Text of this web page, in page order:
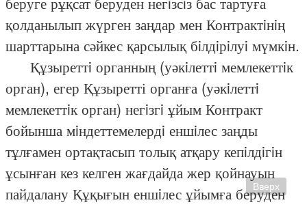
қолданылып жүрген заңдар мен Контрактiнiң
шарттарына сәйкес қарсылық бiлдiрiлуi мүмкiн.
Құзыреттi органның (уәкiлеттi мемлекеттiк
орган), егер Құзыретті органға (уәкiлеттi
мемлекеттiк орган) негiзгi ұйым Контракт
бойынша мiндеттемелердi еншiлес заңды
тұлғамен ортақтасып толық атқару кепiлдiгiн
ұсынған кез келген жағдайда жер қойнауын
пайдалану Құқығын еншiлес ұйымға беруден
Вверх